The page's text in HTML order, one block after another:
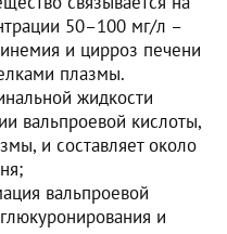
50–100 мг/л –
и цирроз печени
плазмы.
жидкости
вальпроевой кислоты,
и составляет около
вальпроевой
и